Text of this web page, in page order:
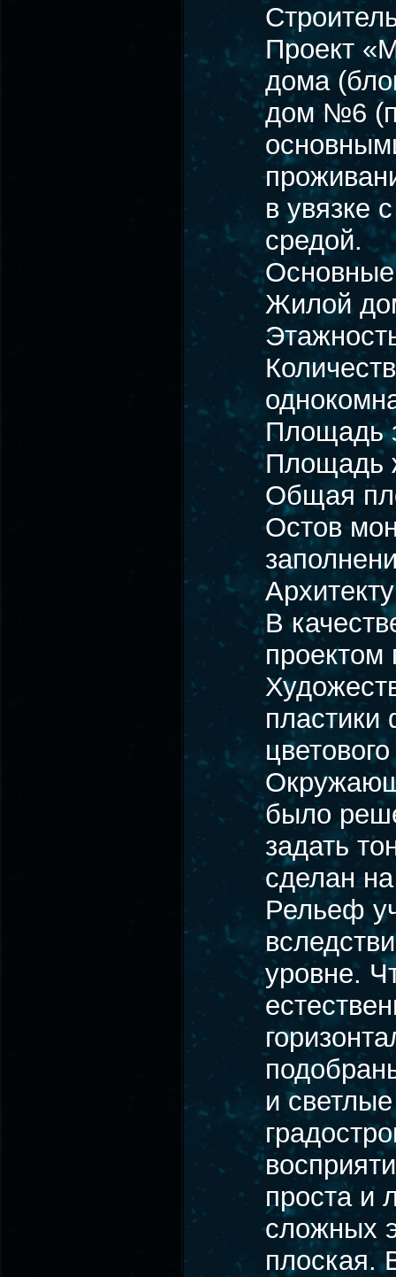
Проект
дома
дом №6
в увязке
средой.
Основные
Жилой
Площадь
Площадь
Общая
Остов
В
было
задать
сделан
Рельеф
уровне.
и
проста и
сложных
плоская.